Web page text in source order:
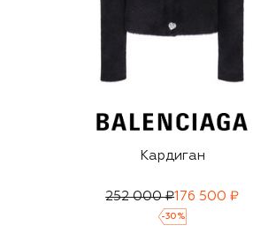
Кардиган
252 000 ₽176 500 ₽
-30 %